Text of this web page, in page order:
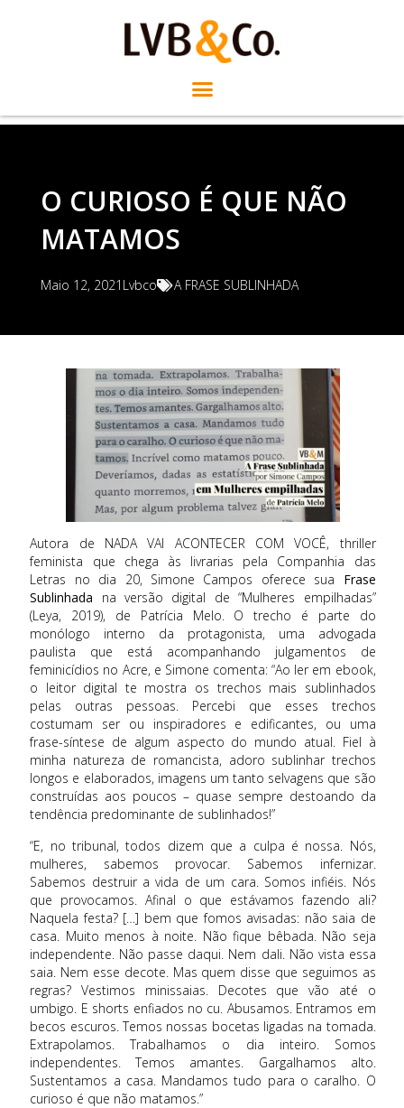
O CURIOSO É QUE NÃO
MATAMOS
Maio 12, 2021 Lvbco A FRASE SUBLINHADA
Autora de NADA VAI ACONTECER COM VOCÊ, thriller
feminista que chega às livrarias pela Companhia das
Letras no dia 20, Simone Campos oferece sua Frase
Sublinhada na versão digital de “Mulheres empilhadas”
(Leya, 2019), de Patrícia Melo. O trecho é parte do
monólogo interno da protagonista, uma advogada
paulista que está acompanhando julgamentos de
feminicídios no Acre, e Simone comenta: “Ao ler em ebook,
o leitor digital te mostra os trechos mais sublinhados
pelas outras pessoas. Percebi que esses trechos
costumam ser ou inspiradores e edificantes, ou uma
frase-síntese de algum aspecto do mundo atual. Fiel à
minha natureza de romancista, adoro sublinhar trechos
longos e elaborados, imagens um tanto selvagens que são
construídas aos poucos – quase sempre destoando da
tendência predominante de sublinhados!”
“E, no tribunal, todos dizem que a culpa é nossa. Nós,
mulheres, sabemos provocar. Sabemos infernizar.
Sabemos destruir a vida de um cara. Somos infiéis. Nós
que provocamos. Afinal o que estávamos fazendo ali?
Naquela festa? […] bem que fomos avisadas: não saia de
casa. Muito menos à noite. Não fique bêbada. Não seja
independente. Não passe daqui. Nem dali. Não vista essa
saia. Nem esse decote. Mas quem disse que seguimos as
regras? Vestimos minissaias. Decotes que vão até o
umbigo. E shorts enfiados no cu. Abusamos. Entramos em
becos escuros. Temos nossas bocetas ligadas na tomada.
Extrapolamos. Trabalhamos o dia inteiro. Somos
independentes. Temos amantes. Gargalhamos alto.
Sustentamos a casa. Mandamos tudo para o caralho. O
curioso é que não matamos.”